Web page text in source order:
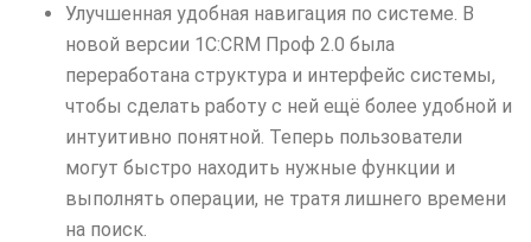
Улучшенная удобная навигация по системе. В
новой версии 1C:CRM Проф 2.0 была
переработана структура и интерфейс системы,
чтобы сделать работу с ней ещё более удобной и
интуитивно понятной. Теперь пользователи
могут быстро находить нужные функции и
выполнять операции, не тратя лишнего времени
на поиск.